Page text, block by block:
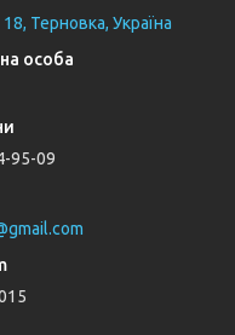
під'єднання та перемикаючі
кронштейни та штанги для
душу
Терновка, Україна
95-09